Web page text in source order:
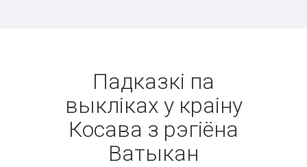
Падказкі па
выкліках у краіну
Косава з рэгіёна
Ватыкан